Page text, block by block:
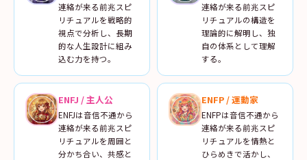
連絡が来る前兆スピ
リチュアルを戦略的
視点で分析し、長期
的な人生設計に組み
込む力を持つ。
連絡が来る前兆スピ
リチュアルの構造を
理論的に解明し、独
自の体系として理解
する。
ENFJ /主人公
ENFJは音信不通から
連絡が来る前兆スピ
リチュアルを周囲と
分かち合い、共感と
ENFP/運動家
ENFPは音信不通から
連絡が来る前兆スピ
リチュアルを情熱と
ひらめきで活かし、